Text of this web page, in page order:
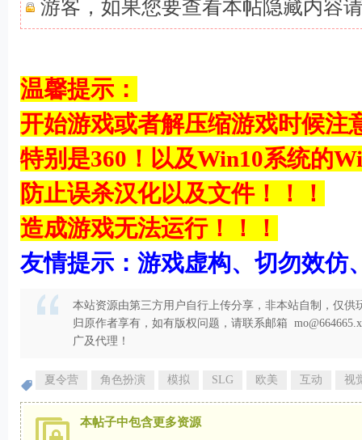
游客，如果您要查看本帖隐藏内容
温馨提示：
开始游戏或者解压缩游戏时候注
特别是360！以及Win10系统的
防止误杀汉化以及文件！！！
造成游戏无法运行！！！
友情提示：游戏虚构、切勿效仿
本站资源由第三方用户自行上传分享，非本站自制，仅
归原作者享有，如有版权问题，请联系邮箱
广及代理！
夏令营 角色扮演 模拟 SLG 欧美 互动 视
本帖子中包含更多资源